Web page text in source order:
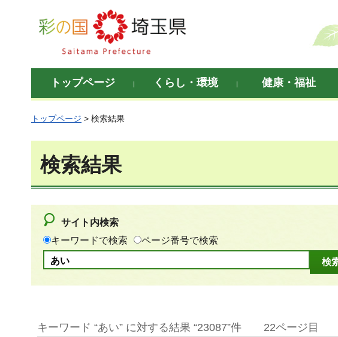
彩の国 埼玉県
トップページ くらし・環境 健康・福祉
トップページ > 検索結果
検索結果
サイト内検索
キーワードで検索
ページ番号で検索
キーワード “あい” に対する結果 “23087”件 22ページ目